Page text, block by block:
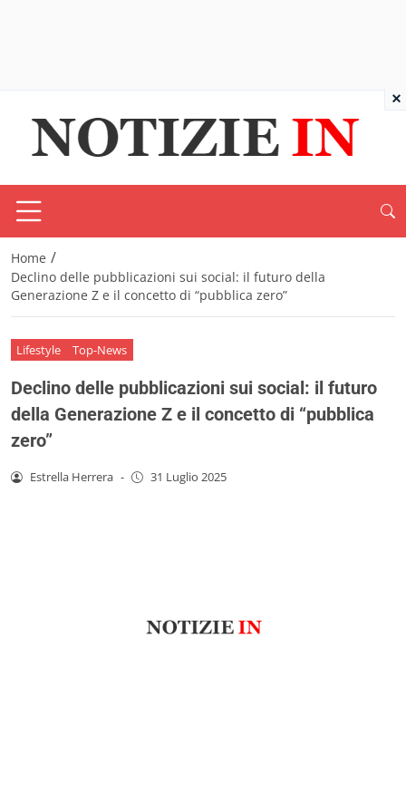
Home /
Declino delle pubblicazioni sui social: il futuro della
Generazione Z e il concetto di “pubblica zero”
Lifestyle Top-News
Declino delle pubblicazioni sui social: il futuro
della Generazione Z e il concetto di “pubblica
zero”
Estrella Herrera - 31 Luglio 2025
×